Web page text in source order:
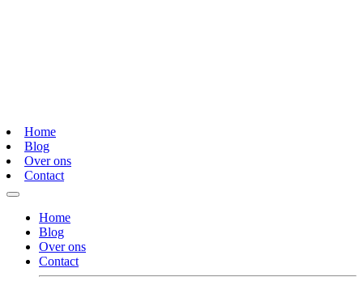
Home
Blog
Over ons
Contact
Home
Blog
Over ons
Contact